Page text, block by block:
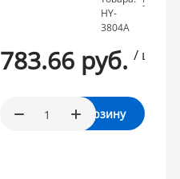
HY-
3804А
783.66 руб. / шт.
В корзину